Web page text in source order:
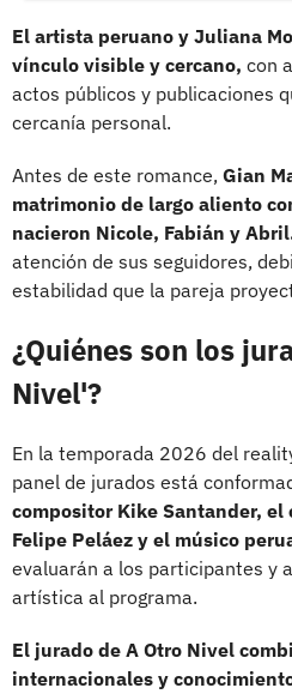
El artista peruano y Juliana
vínculo visible y cercano, con
actos públicos y publicaciones
cercanía personal.
Antes de este romance, Gian
matrimonio de largo aliento
nacieron Nicole, Fabián y
atención de sus seguidores,
estabilidad que la pareja
¿Quiénes son los
Nivel'?
En la temporada 2026 del
panel de jurados está
compositor Kike Santander,
Felipe Peláez y el músico
evaluarán a los participantes y
artística al programa.
El jurado de A Otro Nivel
internacionales y